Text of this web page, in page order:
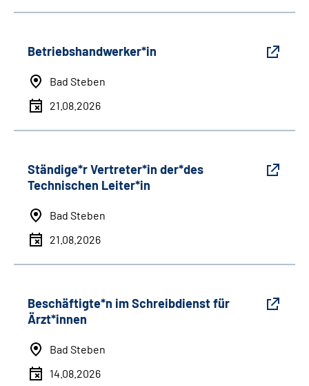
Betriebshandwerker*in
Bad Steben
21.08.2026
Ständige*r Vertreter*in der*des
Technischen Leiter*in
Bad Steben
21.08.2026
Beschäftigte*n im Schreibdienst für
Ärzt*innen
Bad Steben
14.08.2026